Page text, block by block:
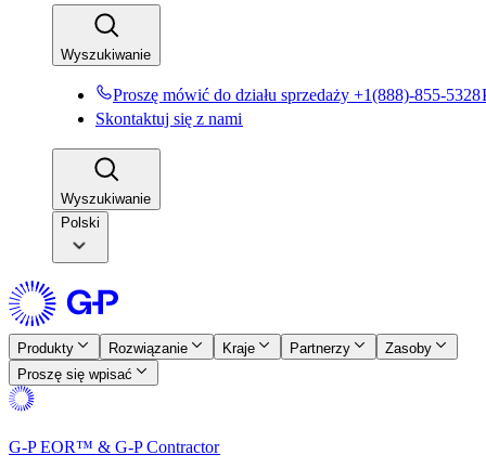
Wyszukiwanie​​
Proszę mówić do działu sprzedaży +1(888)-855-5328​​
Skontaktuj się z nami​​
Wyszukiwanie​​
Polski
Produkty​​ Rozwiązanie​​ Kraje​​ Partnerzy​​
Zasoby​​
Proszę się wpisać​​
G-P EOR™ & G-P Contractor​​